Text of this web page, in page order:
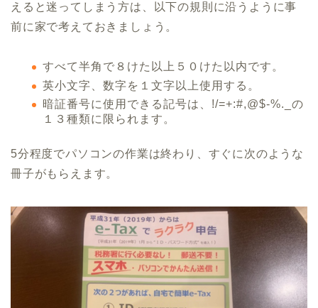
えると迷ってしまう方は、以下の規則に沿うように事
前に家で考えておきましょう。
すべて半角で８けた以上５０けた以内です。
英小文字、数字を１文字以上使用する。
暗証番号に使用できる記号は、!/=+:#,@$-%._の
１３種類に限られます。
5分程度でパソコンの作業は終わり、すぐに次のような
冊子がもらえます。